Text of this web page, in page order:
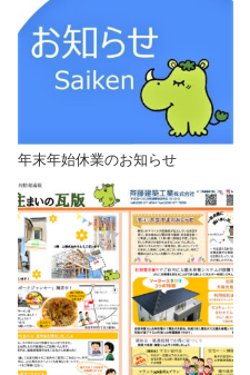
年末年始休業のお知らせ